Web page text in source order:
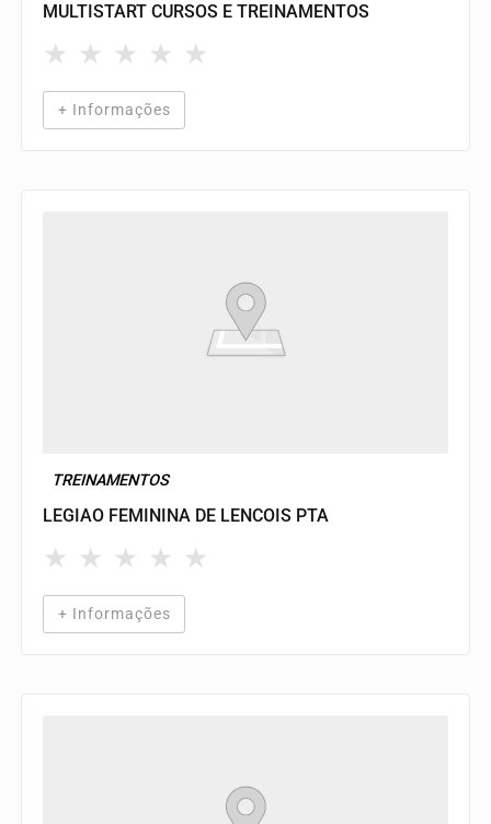
MULTISTART CURSOS E TREINAMENTOS
★ ★ ★ ★ ★
+ Informações
TREINAMENTOS
LEGIAO FEMININA DE LENCOIS PTA
★ ★ ★ ★ ★
+ Informações